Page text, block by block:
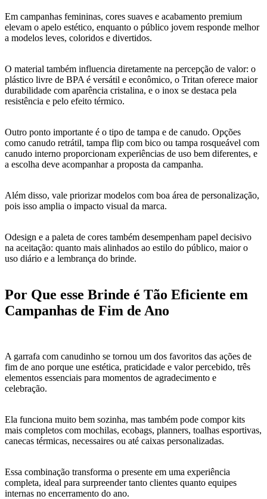
Em campanhas femininas, cores suaves e acabamento premium
elevam o apelo estético, enquanto o público jovem responde melhor
a modelos leves, coloridos e divertidos.
O material também influencia diretamente na percepção de valor: o
plástico livre de BPA é versátil e econômico, o Tritan oferece maior
durabilidade com aparência cristalina, e o inox se destaca pela
resistência e pelo efeito térmico.
Outro ponto importante é o tipo de tampa e de canudo. Opções
como canudo retrátil, tampa flip com bico ou tampa rosqueável com
canudo interno proporcionam experiências de uso bem diferentes, e
a escolha deve acompanhar a proposta da campanha.
Além disso, vale priorizar modelos com boa área de personalização,
pois isso amplia o impacto visual da marca.
Odesign e a paleta de cores também desempenham papel decisivo
na aceitação: quanto mais alinhados ao estilo do público, maior o
uso diário e a lembrança do brinde.
Por Que esse Brinde é Tão Eficiente em
Campanhas de Fim de Ano
A garrafa com canudinho se tornou um dos favoritos das ações de
fim de ano porque une estética, praticidade e valor percebido, três
elementos essenciais para momentos de agradecimento e
celebração.
Ela funciona muito bem sozinha, mas também pode compor kits
mais completos com mochilas, ecobags, planners, toalhas esportivas,
canecas térmicas, necessaires ou até caixas personalizadas.
Essa combinação transforma o presente em uma experiência
completa, ideal para surpreender tanto clientes quanto equipes
internas no encerramento do ano.